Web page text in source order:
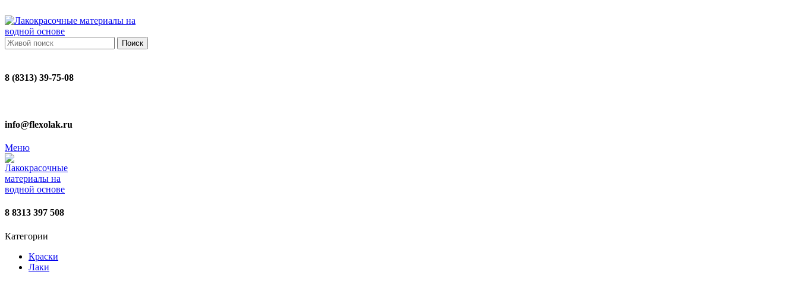
Поиск
8 (8313) 39-75-08
info@flexolak.ru
Меню
8 8313 397 508
Категории
Краски
Лаки